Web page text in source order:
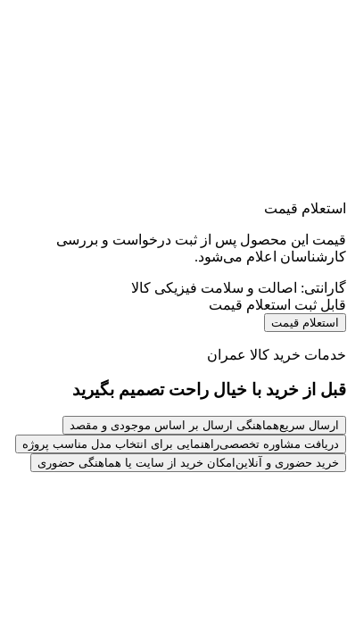
استعلام قیمت
قیمت این محصول پس از ثبت درخواست و بررسی
کارشناسان اعلام می‌شود.
گارانتی: اصالت و سلامت فیزیکی کالا
قابل ثبت استعلام قیمت
استعلام قیمت
خدمات خرید کالا عمران
قبل از خرید با خیال راحت تصمیم بگیرید
ارسال سریعهماهنگی ارسال بر اساس موجودی و مقصد
دریافت مشاوره تخصصیراهنمایی برای انتخاب مدل مناسب پروژه
خرید حضوری و آنلاین امکان خرید از سایت یا هماهنگی حضوری